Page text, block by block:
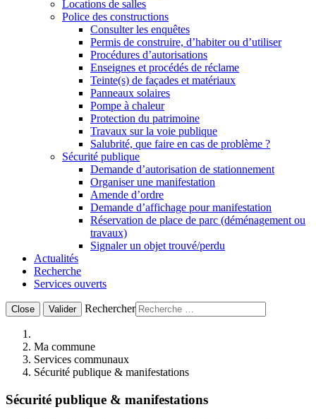
Locations de salles
Police des constructions
Consulter les enquêtes
Permis de construire, d’habiter ou d’utiliser
Procédures d’autorisations
Enseignes et procédés de réclame
Teinte(s) de façades et matériaux
Panneaux solaires
Pompe à chaleur
Protection du patrimoine
Travaux sur la voie publique
Salubrité, que faire en cas de problème ?
Sécurité publique
Demande d’autorisation de stationnement
Organiser une manifestation
Amende d’ordre
Demande d’affichage pour manifestation
Réservation de place de parc (déménagement ou
travaux)
Signaler un objet trouvé/perdu
Actualités
Recherche
Services ouverts
Close Valider Rechercher
Ma commune
Services communaux
Sécurité publique & manifestations
Sécurité publique & manifestations